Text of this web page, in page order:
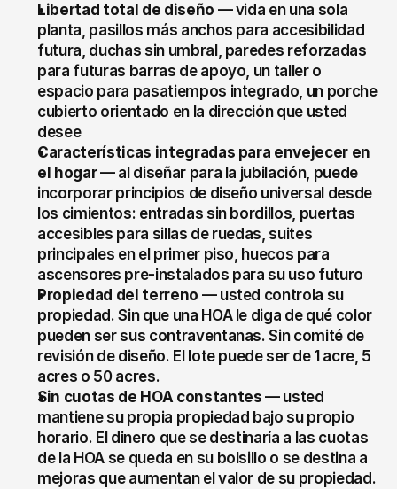
Libertad total de diseño — vida en una sola
planta, pasillos más anchos para accesibilidad
futura, duchas sin umbral, paredes reforzadas
para futuras barras de apoyo, un taller o
espacio para pasatiempos integrado, un porche
cubierto orientado en la dirección que usted
desee
Características integradas para envejecer en
el hogar — al diseñar para la jubilación, puede
incorporar principios de diseño universal desde
los cimientos: entradas sin bordillos, puertas
accesibles para sillas de ruedas, suites
principales en el primer piso, huecos para
ascensores pre-instalados para su uso futuro
Propiedad del terreno — usted controla su
propiedad. Sin que una HOA le diga de qué color
pueden ser sus contraventanas. Sin comité de
revisión de diseño. El lote puede ser de 1 acre, 5
acres o 50 acres.
Sin cuotas de HOA constantes — usted
mantiene su propia propiedad bajo su propio
horario. El dinero que se destinaría a las cuotas
de la HOA se queda en su bolsillo o se destina a
mejoras que aumentan el valor de su propiedad.